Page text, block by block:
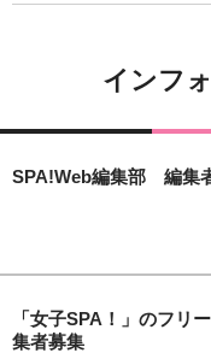
インフ
SPA!Web編集部 編集
「女子SPA！」のフリ
集者募集